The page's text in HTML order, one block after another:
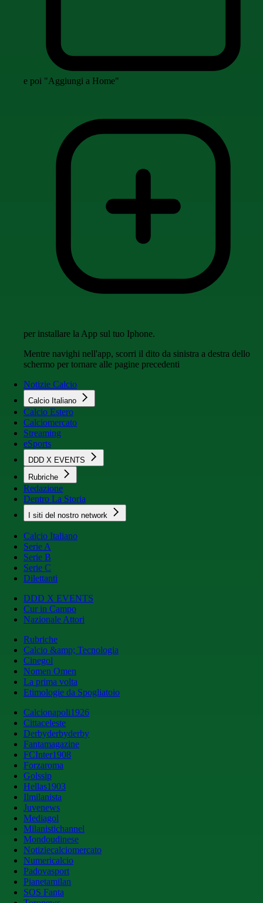
e poi "Aggiungi a Home"
per installare la App sul tuo Iphone.
Mentre navighi nell'app, scorri il dito da sinistra a destra dello
schermo per tornare alle pagine precedenti
Notizie Calcio
Calcio Italiano
Calcio Estero
Calciomercato
Streaming
eSports
DDD X EVENTS
Rubriche
Redazione
Dentro La Storia
I siti del nostro network
Calcio Italiano
Serie A
Serie B
Serie C
Dilettanti
DDD X EVENTS
Cur in Campo
Nazionale Attori
Rubriche
Calcio &amp; Tecnologia
Cinegol
Nomen Omen
La prima volta
Etimologie da Spogliatoio
Calcionapoli1926
Cittaceleste
Derbyderbyderby
Fantamagazine
FCInter1908
Forzaroma
Golssip
Hellas1903
Ilmilanista
Juvenews
Mediagol
Milanistichannel
Mondoudinese
Notiziecalciomercato
Numericalcio
Padovasport
Pianetamilan
SOS Fanta